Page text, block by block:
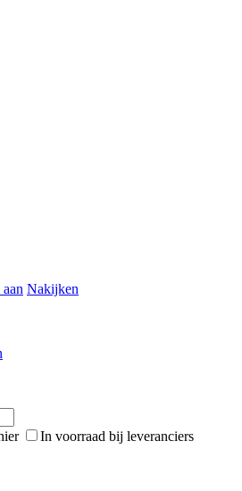
Nakijken
In voorraad bij leveranciers